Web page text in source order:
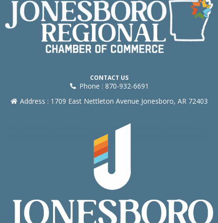
CONTACT US
Phone : 870-932-6691
Address : 1709 East Nettleton Avenue Jonesboro, AR 72403